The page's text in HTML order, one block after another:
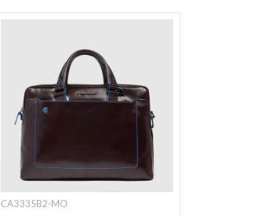
CA3335B2-MO